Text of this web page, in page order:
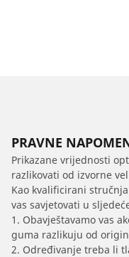
PRAVNE
Prikazane vrijednosti
razlikovati od izvorne
Kao kvalificirani
vas savjetovati u
1. Obavještavamo vas
guma razlikuju od
2. Određivanje treba li